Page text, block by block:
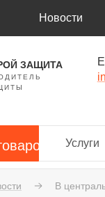
Новости
ЗАЩИТА
Услуги
В